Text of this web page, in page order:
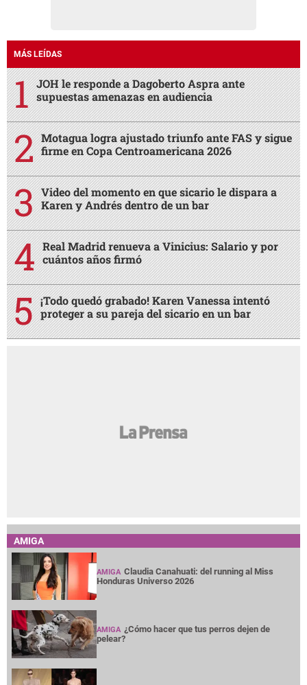
MÁS LEÍDAS
JOH le responde a Dagoberto Aspra ante
supuestas amenazas en audiencia
Motagua logra ajustado triunfo ante FAS y sigue
firme en Copa Centroamericana 2026
Video del momento en que sicario le dispara a
Karen y Andrés dentro de un bar
Real Madrid renueva a Vinicius: Salario y por
cuántos años firmó
¡Todo quedó grabado! Karen Vanessa intentó
proteger a su pareja del sicario en un bar
AMIGA
AMIGA Claudia Canahuati: del running al Miss
Honduras Universo 2026
AMIGA ¿Cómo hacer que tus perros dejen de
pelear?